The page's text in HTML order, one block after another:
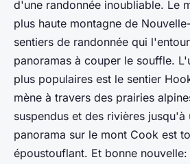
d'une randonnée inoubliable. Le
plus haute montagne de
sentiers de randonnée qui
panoramas à couper le souffle.
plus populaires est le sentier
mène à travers des prairies
suspendus et des rivières
panorama sur le mont Cook est
époustouflant. Et bonne